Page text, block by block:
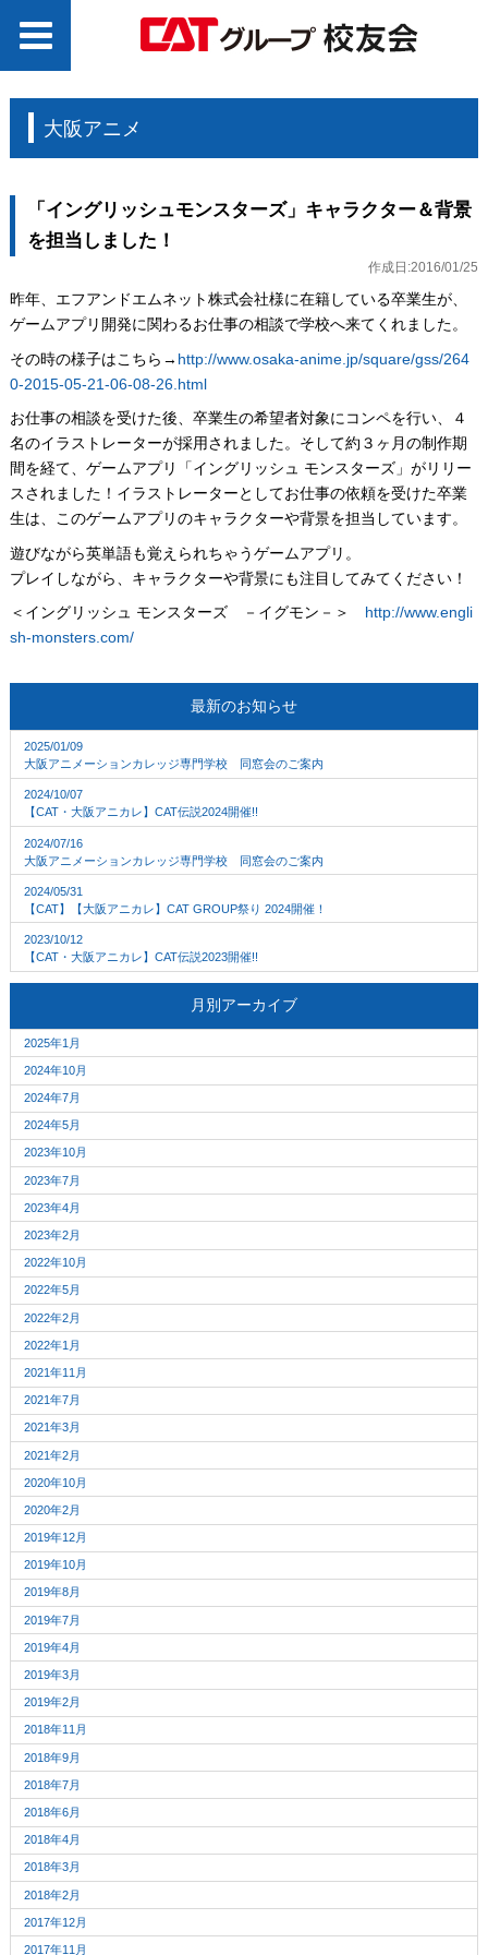
大阪アニメ
「イングリッシュモンスターズ」キャラクター＆背景
を担当しました！
作成日:2016/01/25
昨年、エフアンドエムネット株式会社様に在籍している卒業生が、
ゲームアプリ開発に関わるお仕事の相談で学校へ来てくれました。
その時の様子はこちら→ http://www.osaka-anime.jp/square/gss/264
0-2015-05-21-06-08-26.html
お仕事の相談を受けた後、卒業生の希望者対象にコンペを行い、４
名のイラストレーターが採用されました。そして約３ヶ月の制作期
間を経て、ゲームアプリ「イングリッシュ モンスターズ」がリリー
スされました！イラストレーターとしてお仕事の依頼を受けた卒業
生は、このゲームアプリのキャラクターや背景を担当しています。
遊びながら英単語も覚えられちゃうゲームアプリ。
プレイしながら、キャラクターや背景にも注目してみてください！
＜イングリッシュ モンスターズ －イグモン－＞ http://www.engli
sh-monsters.com/
最新のお知らせ
2025/01/09
大阪アニメーションカレッジ専門学校 同窓会のご案内
2024/10/07
【CAT・大阪アニカレ】CAT伝説2024開催!!
2024/07/16
大阪アニメーションカレッジ専門学校 同窓会のご案内
2024/05/31
【CAT】【大阪アニカレ】CAT GROUP祭り 2024開催！
2023/10/12
【CAT・大阪アニカレ】CAT伝説2023開催!!
月別アーカイブ
2025年1月
2024年10月
2024年7月
2024年5月
2023年10月
2023年7月
2023年4月
2023年2月
2022年10月
2022年5月
2022年2月
2022年1月
2021年11月
2021年7月
2021年3月
2021年2月
2020年10月
2020年2月
2019年12月
2019年10月
2019年8月
2019年7月
2019年4月
2019年3月
2019年2月
2018年11月
2018年9月
2018年7月
2018年6月
2018年4月
2018年3月
2018年2月
2017年12月
2017年11月